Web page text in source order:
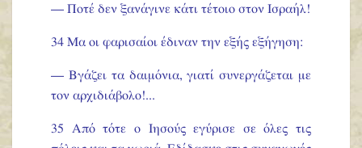
— Ποτέ δεν ξανάγινε κάτι τέτοιο στον Ισραήλ!
34 Μα οι φαρισαίοι έδιναν την εξής εξήγηση:
— Βγάζει τα δαιμόνια, γιατί συνεργάζεται με
τον αρχιδιάβολο!...
35 Από τότε ο Ιησούς εγύρισε σε όλες τις